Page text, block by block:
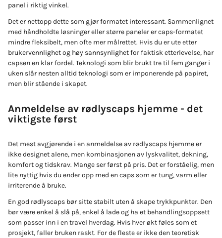
panel i riktig vinkel.
Det er nettopp dette som gjør formatet interessant. Sammenlignet
med håndholdte løsninger eller større paneler er caps-formatet
mindre fleksibelt, men ofte mer målrettet. Hvis du er ute etter
brukervennlighet og høy sannsynlighet for faktisk etterlevelse, har
capsen en klar fordel. Teknologi som blir brukt tre til fem ganger i
uken slår nesten alltid teknologi som er imponerende på papiret,
men blir stående i skapet.
Anmeldelse av rødlyscaps hjemme - det
viktigste først
Det mest avgjørende i en anmeldelse av rødlyscaps hjemme er
ikke designet alene, men kombinasjonen av lyskvalitet, dekning,
komfort og tidskrav. Mange ser først på pris. Det er forståelig, men
lite nyttig hvis du ender opp med en caps som er tung, varm eller
irriterende å bruke.
En god rødlyscaps bør sitte stabilt uten å skape trykkpunkter. Den
bør være enkel å slå på, enkel å lade og ha et behandlingsoppsett
som passer inn i en travel hverdag. Hvis hver økt føles som et
prosjekt, faller bruken raskt. For de fleste er ikke den teoretisk